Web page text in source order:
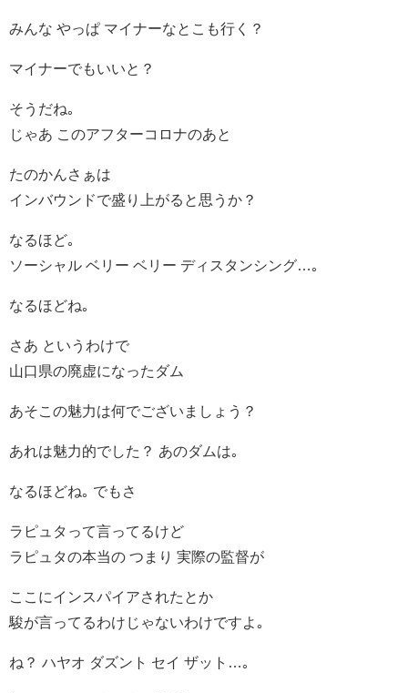
みんな やっぱ マイナーなとこも行く？
マイナーでもいいと？
そうだね｡
じゃあ このアフターコロナのあと
たのかんさぁは
インバウンドで盛り上がると思うか？
なるほど｡
ソーシャル ベリー ベリー ディスタンシング…｡
なるほどね｡
さあ というわけで
山口県の廃虚になったダム
あそこの魅力は何でございましょう？
あれは魅力的でした？ あのダムは｡
なるほどね｡ でもさ
ラピュタって言ってるけど
ラピュタの本当の つまり 実際の監督が
ここにインスパイアされたとか
駿が言ってるわけじゃないわけですよ｡
ね？ ハヤオ ダズント セイ ザット…｡